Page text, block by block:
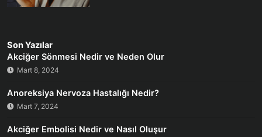
Son Yazılar
Akciğer Sönmesi Nedir ve Neden Olur
Mart 8, 2024
Anoreksiya Nervoza Hastalığı Nedir?
Mart 7, 2024
Akciğer Embolisi Nedir ve Nasıl Oluşur